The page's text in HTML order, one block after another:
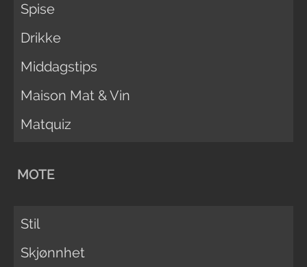
Spise
Drikke
Middagstips
Maison Mat & Vin
Matquiz
MOTE
Stil
Skjønnhet